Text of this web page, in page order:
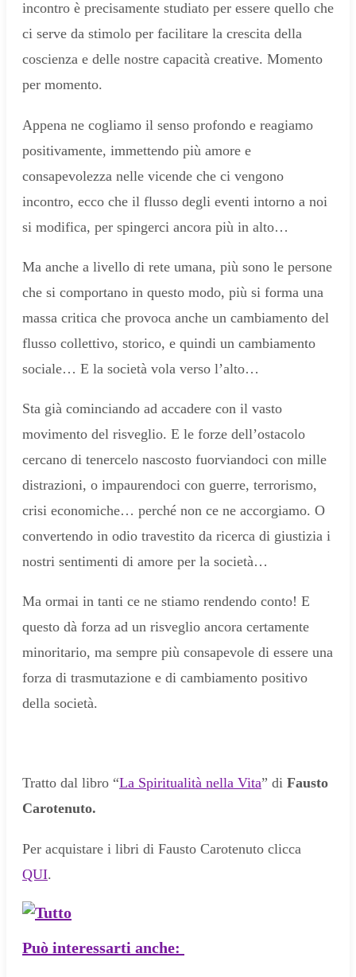
incontro è precisamente studiato per essere quello che
ci serve da stimolo per facilitare la crescita della
coscienza e delle nostre capacità creative. Momento
per momento.
Appena ne cogliamo il senso profondo e reagiamo
positivamente, immettendo più amore e
consapevolezza nelle vicende che ci vengono
incontro, ecco che il flusso degli eventi intorno a noi
si modifica, per spingerci ancora più in alto…
Ma anche a livello di rete umana, più sono le persone
che si comportano in questo modo, più si forma una
massa critica che provoca anche un cambiamento del
flusso collettivo, storico, e quindi un cambiamento
sociale… E la società vola verso l’alto…
Sta già cominciando ad accadere con il vasto
movimento del risveglio. E le forze dell’ostacolo
cercano di tenercelo nascosto fuorviandoci con mille
distrazioni, o impaurendoci con guerre, terrorismo,
crisi economiche… perché non ce ne accorgiamo. O
convertendo in odio travestito da ricerca di giustizia i
nostri sentimenti di amore per la società…
Ma ormai in tanti ce ne stiamo rendendo conto! E
questo dà forza ad un risveglio ancora certamente
minoritario, ma sempre più consapevole di essere una
forza di trasmutazione e di cambiamento positivo
della società.
Tratto dal libro “La Spiritualità nella Vita” di Fausto
Carotenuto.
Per acquistare i libri di Fausto Carotenuto clicca
QUI.
Può interessarti anche: